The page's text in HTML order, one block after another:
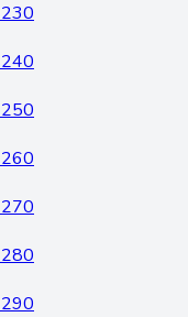
230
240
250
260
270
280
290